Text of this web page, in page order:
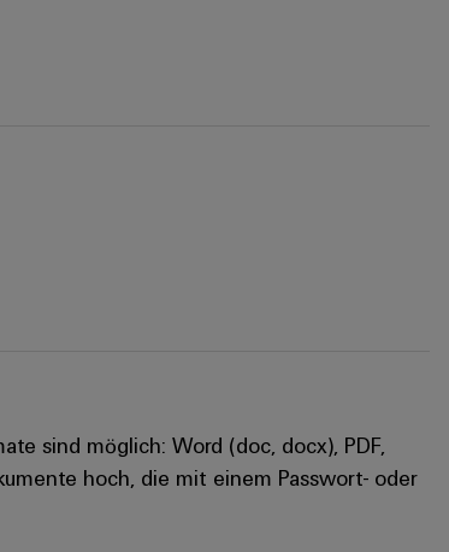
sind möglich: Word (doc, docx), PDF,
hoch, die mit einem Passwort- oder